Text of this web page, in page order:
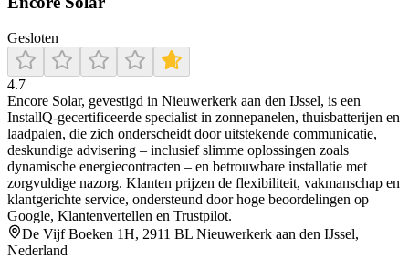
Gesloten
4.7
Encore Solar, gevestigd in Nieuwerkerk aan den IJssel, is een
InstallQ-gecertificeerde specialist in zonnepanelen, thuisbatterijen en
laadpalen, die zich onderscheidt door uitstekende communicatie,
deskundige advisering – inclusief slimme oplossingen zoals
dynamische energiecontracten – en betrouwbare installatie met
zorgvuldige nazorg. Klanten prijzen de flexibiliteit, vakmanschap en
klantgerichte service, ondersteund door hoge beoordelingen op
Google, Klantenvertellen en Trustpilot.
De Vijf Boeken 1H, 2911 BL Nieuwerkerk aan den IJssel,
Nederland